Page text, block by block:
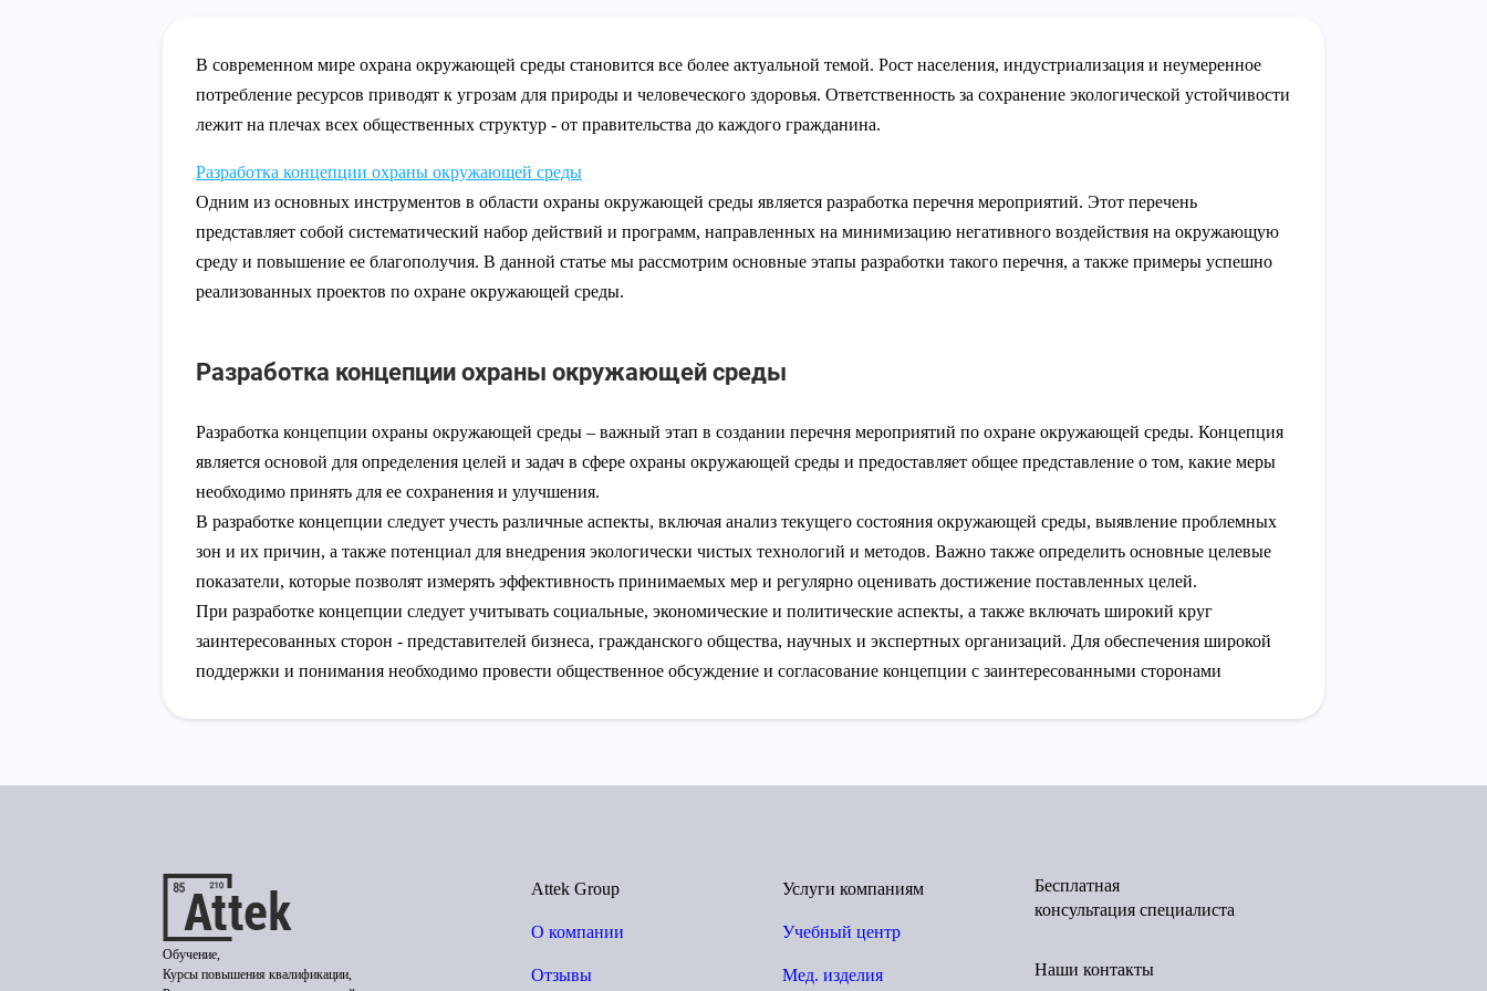
В современном мире охрана окружающей среды становится все более актуальной темой. Рост населения, индустриализация и неумеренное
потребление ресурсов приводят к угрозам для природы и человеческого здоровья. Ответственность за сохранение экологической устойчивости
лежит на плечах всех общественных структур - от правительства до каждого гражданина.
Разработка концепции охраны окружающей среды
Одним из основных инструментов в области охраны окружающей среды является разработка перечня мероприятий. Этот перечень
представляет собой систематический набор действий и программ, направленных на минимизацию негативного воздействия на окружающую
среду и повышение ее благополучия. В данной статье мы рассмотрим основные этапы разработки такого перечня, а также примеры успешно
реализованных проектов по охране окружающей среды.
Разработка концепции охраны окружающей среды
Разработка концепции охраны окружающей среды – важный этап в создании перечня мероприятий по охране окружающей среды. Концепция
является основой для определения целей и задач в сфере охраны окружающей среды и предоставляет общее представление о том, какие меры
необходимо принять для ее сохранения и улучшения.
В разработке концепции следует учесть различные аспекты, включая анализ текущего состояния окружающей среды, выявление проблемных
зон и их причин, а также потенциал для внедрения экологически чистых технологий и методов. Важно также определить основные целевые
показатели, которые позволят измерять эффективность принимаемых мер и регулярно оценивать достижение поставленных целей.
При разработке концепции следует учитывать социальные, экономические и политические аспекты, а также включать широкий круг
заинтересованных сторон - представителей бизнеса, гражданского общества, научных и экспертных организаций. Для обеспечения широкой
поддержки и понимания необходимо провести общественное обсуждение и согласование концепции с заинтересованными сторонами
Обучение,
Курсы повышения квалификации,
Attek Group
О компании
Отзывы
Услуги компаниям
Учебный центр
Мед. изделия
Бесплатная
консультация специалиста
Наши контакты